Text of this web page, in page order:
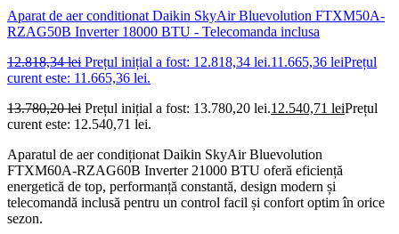
Aparat de aer conditionat Daikin SkyAir Bluevolution FTXM50A-
RZAG50B Inverter 18000 BTU - Telecomanda inclusa
12.818,34lei Prețul inițial a fost: 12.818,34 lei.11.665,36 leiPrețul
curent este: 11.665,36 lei.
13.780,20lei Prețul inițial a fost: 13.780,20 lei.12.540,71 leiPrețul
curent este: 12.540,71 lei.
Aparatul de aer condiționat Daikin SkyAir Bluevolution
FTXM60A-RZAG60B Inverter 21000 BTU oferă eficiență
energetică de top, performanță constantă, design modern și
telecomandă inclusă pentru un control facil și confort optim în orice
sezon.